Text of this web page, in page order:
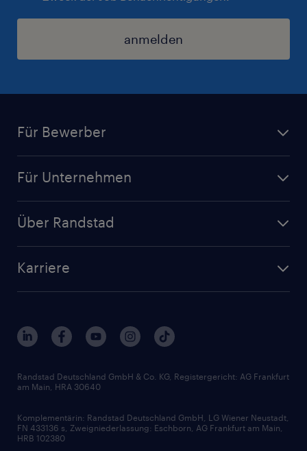
anmelden
Für Bewerber
Initiativbewerbung
Randstad Akademie
Für Unternehmen
Branchen
Über Randstad
Interne Karriere
FAQ - Bewerber / Kunden
Zertifikate und Auszeichnungen
Karriere
Berufsprofile
Gehaltsthemen
Bewerbungsratgeber
Soft Skills
Skills
Randstad Deutschland GmbH & Co. KG, Registergericht: AG Frankfurt
am Main, HRA 30640
Komplementärin: Randstad Deutschland GmbH, LG Wiener Neustadt,
FN 433136 s, Zweigniederlassung: Eschborn, AG Frankfurt am Main,
HRB 102380